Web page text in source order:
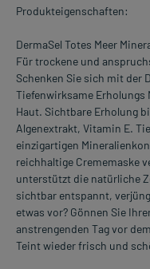
Produkteigenschaften:
DermaSel Totes Meer
Für trockene und
Schenken Sie sich mit der
Tiefenwirksame Erholungs
Haut. Sichtbare Erholung
Algenextrakt, Vitamin E.
einzigartigen
reichhaltige Crememaske
unterstützt die natürliche
sichtbar entspannt,
etwas vor? Gönnen Sie
anstrengenden Tag vor
Teint wieder frisch und